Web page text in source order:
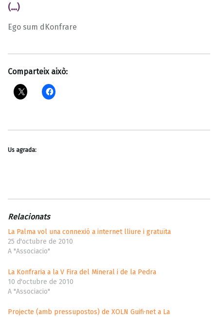
(…)
Ego sum dKonfrare
Comparteix això:
Us agrada:
Relacionats
La Palma vol una connexió a internet lliure i gratuïta
25 d'octubre de 2010
A "Associacio"
La Konfraria a la V Fira del Mineral i de la Pedra
10 d'octubre de 2010
A "Associacio"
Projecte (amb pressupostos) de XOLN Guifi·net a La